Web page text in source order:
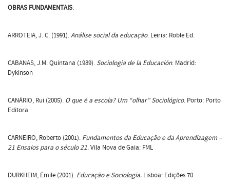
OBRAS FUNDAMENTAIS:
ARROTEIA, J. C. (1991).Análise social da educação. Leiria: Roble Ed.
CABANAS, J.M. Quintana (1989). Sociologia de la Educación. Madrid:
Dykinson
CANÁRIO, Rui (2005). O que é a escola? Um “olhar” Sociológico. Porto: Porto
Editora
CARNEIRO, Roberto (2001). Fundamentos da Educação e da Aprendizagem –
21 Ensaios para o século 21. Vila Nova de Gaia: FML
DURKHEIM, Émile (2001). Educação e Sociologia. Lisboa: Edições 70